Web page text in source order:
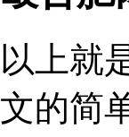
以上就
文的简